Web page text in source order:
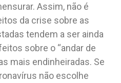
Assim, não é
da crise sobre as
tendem a ser ainda
sobre o “andar de
mais endinheiradas. Se
não escolhe